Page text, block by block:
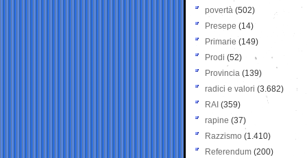
povertà (502)
Presepe (14)
Primarie (149)
Prodi (52)
Provincia (139)
radici e valori (3.682)
RAI (359)
rapine (37)
Razzismo (1.410)
Referendum (200)